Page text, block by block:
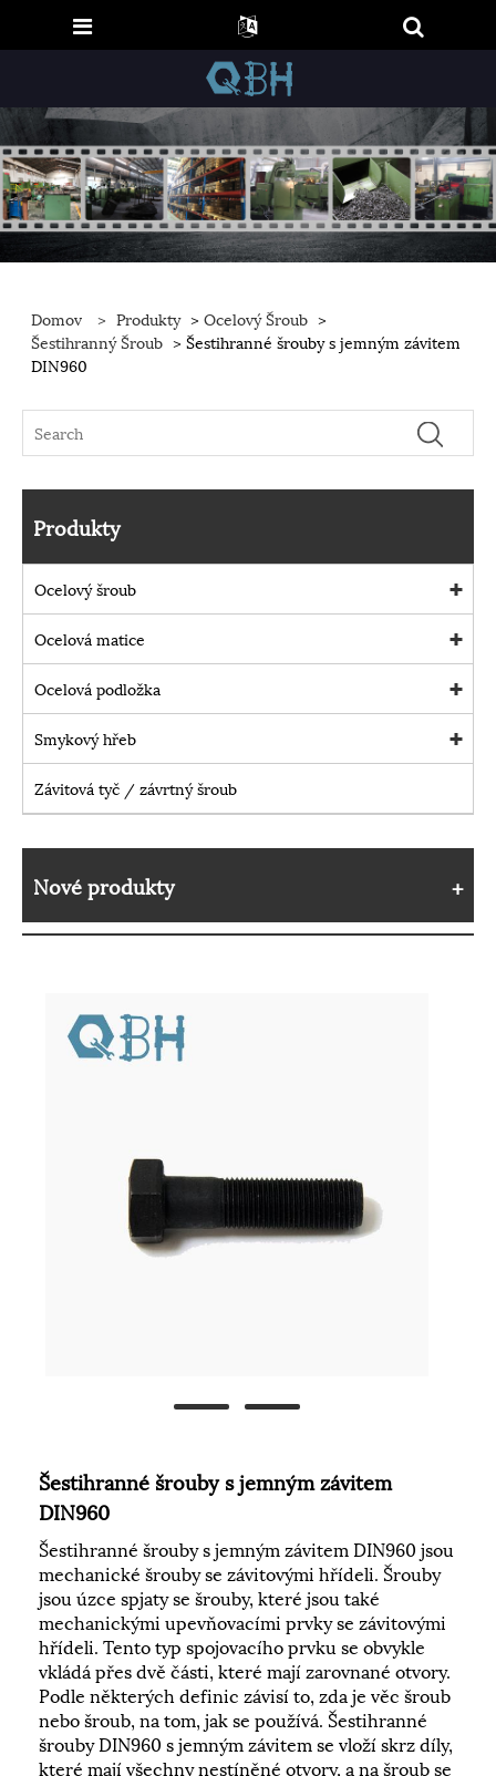
Domov > Produkty >Ocelový Šroub >
Šestihranný Šroub > Šestihranné šrouby s jemným závitem
DIN960
Produkty
Ocelový šroub
Ocelová matice
Ocelová podložka
Smykový hřeb
Závitová tyč / závrtný šroub
Nové produkty
Šestihranné šrouby s jemným závitem
DIN960
Šestihranné šrouby s jemným závitem DIN960 jsou
mechanické šrouby se závitovými hřídeli. Šrouby
jsou úzce spjaty se šrouby, které jsou také
mechanickými upevňovacími prvky se závitovými
hřídeli. Tento typ spojovacího prvku se obvykle
vkládá přes dvě části, které mají zarovnané otvory.
Podle některých definic závisí to, zda je věc šroub
nebo šroub, na tom, jak se používá. Šestihranné
šrouby DIN960 s jemným závitem se vloží skrz díly,
které mají všechny nestíněné otvory, a na šroub se